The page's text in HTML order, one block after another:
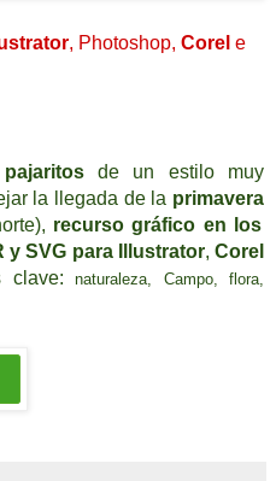
, Photoshop, Corel e
pajaritosde un estilo muy
la llegada de la primavera
recurso gráfico en los
y SVG para Illustrator,Corel
clave:naturaleza, Campo, f lora,